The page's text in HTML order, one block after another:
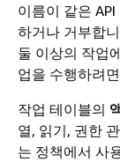
이름이 같은
하거나 거부합
둘 이상의 작업
업을 수행하려
작업 테이블의
열, 읽기, 권한
는 정책에서 사